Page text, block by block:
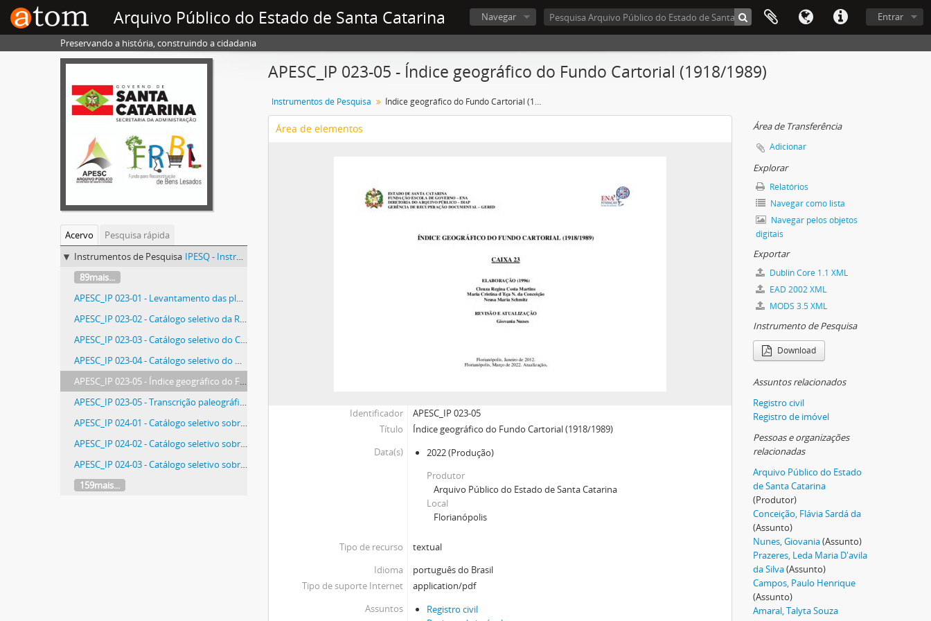
Arquivo Público do Estado de Santa Catarina Entrar
Navegar
Preservando a história, construindo a cidadania
Acervo
Pesquisa rápida
Instrumentos de Pesquisa IPESQ - Instrumentos de Pesquisa
89mais...
APESC_IP 023-01 - Levantamento das plantas da Ponte Hercílio Luz digitalizadas (1924/1925)
APESC_IP 023-02 - Catálogo seletivo da Revolução Farroupilha (1835/1845). Fontes: Correspondências dos Juízos de Paz (1836); Correspondências das Câmaras Municipais (1839/1843); e Correspondências do Ministério da Marinha (1837/1844)
APESC_IP 023-03 - Catálogo seletivo do Centenário da República (1889)
APESC_IP 023-04 - Catálogo seletivo do Município de Brusque (1861/1903). Fontes: Ofícios das Câmaras Municipais para Presidência da Província (1861/1889); Ofícios das Superintendências e Intendências Municipais para Presidência da Província e Governo do Estado (1891/1903); e Ofícios dos Arciprestes e Vigários para Presidência da Província (1880/1888)
APESC_IP 023-05 - Índice geográfico do Fundo Cartorial (1918/1989)
APESC_IP 023-05 - Transcrição paleográfica dos Ofícios dos Juízos de Órfãos para Governo da Capitania e Presidência da Província (1806/1837)
APESC_IP 024-01 - Catálogo seletivo sobre a Escravidão. Fonte: Ofícios das Delegacias de Polícia para Presidência da Província (1842/1869), v. 1
APESC_IP 024-02 - Catálogo seletivo sobre a Escravidão. Fonte: Ofícios das Delegacias de Polícia para Presidência da Província (1870/1883), v. 2
APESC_IP 024-03 - Catálogo seletivo sobre a Escravidão. Fonte: Registros das Correspondências da Presidência da Província para Juízes (1835/1876), v. 1
159mais...
APESC_IP 023-05 - Índice geográfico do Fundo Cartorial (1918/1989)
Instrumentos de Pesquisa Índice geográfico do Fundo Cartorial (1918/1989)
Área de elementos
Identificador
APESC_IP 023-05
Título
Índice geográfico do Fundo Cartorial (1918/1989)
Data(s)
2022(Produção)
Produtor
Arquivo Público do Estado de Santa Catarina
Local
Florianópolis
Tipo de recurso
textual
Idioma
português do Brasil
Tipo de suporte Internet
application/pdf
Assuntos
Registro civil
Área de Transferência
Adicionar
Explorar
Relatórios
Navegar como lista
Navegar pelos objetos
digitais
Exportar
Dublin Core 1.1 XML
EAD 2002 XML
MODS 3.5 XML
Instrumento de Pesquisa
Download
Assuntos relacionados
Registro civil
Registro de imóvel
Pessoas e organizações
relacionadas
Arquivo Público do Estado
de Santa Catarina
(Produtor)
Conceição, Flávia Sardá da
(Assunto)
Nunes, Giovania(Assunto)
Prazeres, Leda Maria D'avila
da Silva(Assunto)
Campos, Paulo Henrique
(Assunto)
Amaral, Talyta Souza